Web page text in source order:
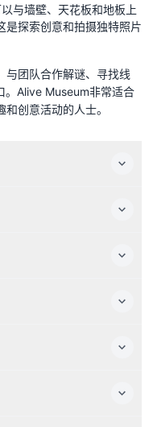
与墙壁、天花板和地板上
是探索创意和拍摄独特照片
与团队合作解谜、寻找线
Alive Museum非常适合
创意活动的人士。